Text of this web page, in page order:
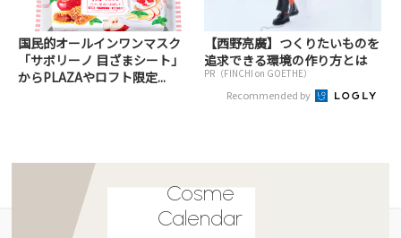
国民的オールインワンマスク
「サボリーノ 目ざまシート」
からPLAZAやロフト限定...
【西野亮廣】つくりたいものを
追求できる環境の作り方とは
PR（FINCHI on GOETHE）
Recommended by
Cosme
Calendar